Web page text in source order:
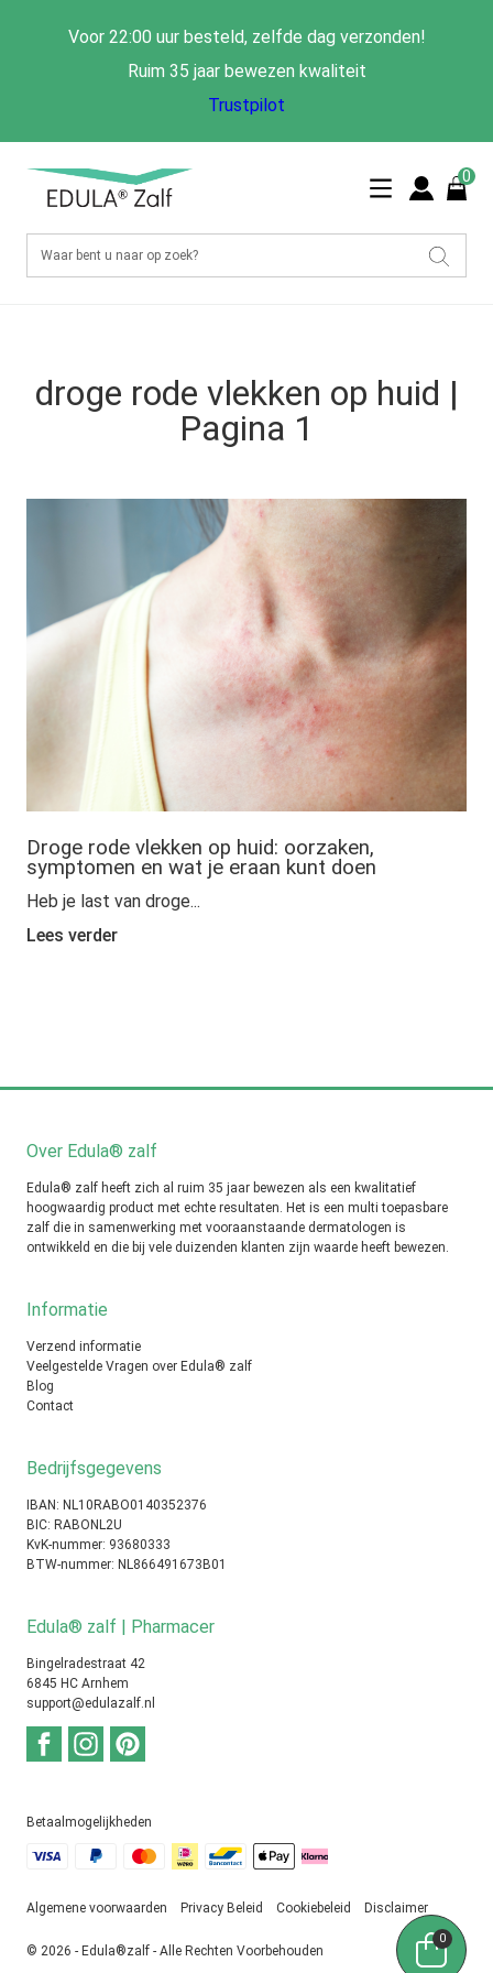
Voor 22:00 uur besteld, zelfde dag verzonden!
Ruim 35 jaar bewezen kwaliteit
Trustpilot
0
droge rode vlekken op huid |
Pagina 1
Droge rode vlekken op huid: oorzaken,
symptomen en wat je eraan kunt doen
Heb je last van droge...
Lees verder
Over Edula® zalf
Edula® zalf heeft zich al ruim 35 jaar bewezen als een kwalitatief
hoogwaardig product met echte resultaten. Het is een multi toepasbare
zalf die in samenwerking met vooraanstaande dermatologen is
ontwikkeld en die bij vele duizenden klanten zijn waarde heeft bewezen.
Informatie
Verzend informatie
Veelgestelde Vragen over Edula® zalf
Blog
Contact
Bedrijfsgegevens
IBAN: NL10RABO0140352376
BIC: RABONL2U
KvK-nummer: 93680333
BTW-nummer: NL866491673B01
Edula® zalf | Pharmacer
Bingelradestraat 42
6845 HC Arnhem
support@edulazalf.nl
Betaalmogelijkheden
© 2026 - Edula®zalf - Alle Rechten Voorbehouden
Algemene voorwaarden Privacy Beleid Cookiebeleid Disclaimer
0